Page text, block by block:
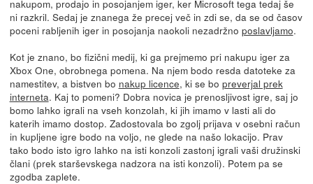
nakupom, prodajo in posojanjem iger, ker Microsoft tega tedaj še
ni razkril. Sedaj je znanega že precej več in zdi se, da se od časov
poceni rabljenih iger in posojanja naokoli nezadržno poslavljamo.
Kot je znano, bo fizični medij, ki ga prejmemo pri nakupu iger za
Xbox One, obrobnega pomena. Na njem bodo resda datoteke za
namestitev, a bistven bo nakup licence, ki se bo preverjal prek
interneta. Kaj to pomeni? Dobra novica je prenosljivost igre, saj jo
bomo lahko igrali na vseh konzolah, ki jih imamo v lasti ali do
katerih imamo dostop. Zadostovala bo zgolj prijava v osebni račun
in kupljene igre bodo na voljo, ne glede na našo lokacijo. Prav
tako bodo isto igro lahko na isti konzoli zastonj igrali vaši družinski
člani (prek starševskega nadzora na isti konzoli). Potem pa se
zgodba zaplete.